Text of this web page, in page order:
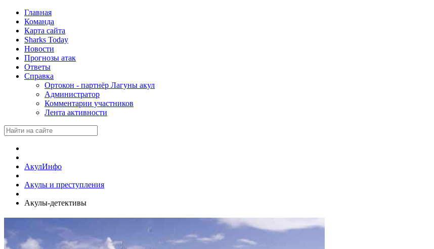
Главная
Команда
Карта сайта
Sharks Today
Новости
Прогнозы атак
Ответы
Справка
Ортокон - партнёр Лагуны акул
Администратор
Комментарии участников
Лента активности
АкулИнфо
Акулы и преступления
Акулы-детективы